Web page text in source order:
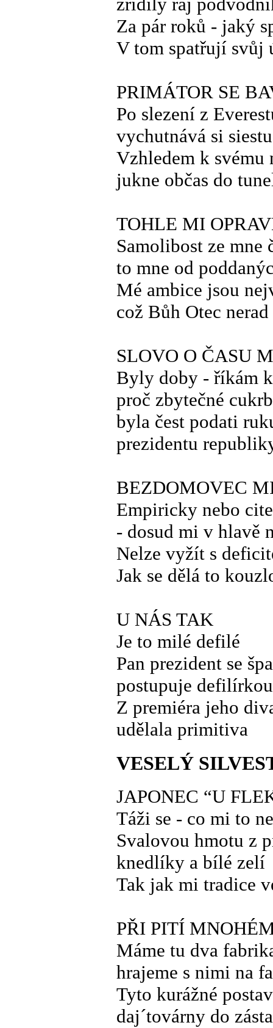
Za pár roků - jaký
V tom spatřují svůj
PRIMÁTOR SE
Po slezení z
vychutnává si siestu
Vzhledem k svému
jukne občas do
TOHLE MI
Samolibost ze mne
to mne od
Mé ambice jsou
což Bůh Otec
SLOVO O ČASU
Byly doby - říkám
proč zbytečné
byla čest podati
prezidentu
BEZDOMOVEC
Empiricky nebo
- dosud mi v hlavě
Nelze vyžít s
Jak se dělá to
U NÁS TAK
Je to milé defilé
Pan prezident se
postupuje defilírkou
Z premiéra jeho
udělala primitiva
VESELÝ
JAPONEC “U
Táži se - co mi to
Svalovou hmotu z
knedlíky a bílé zelí
Tak jak mi tradice
PŘI PITÍ
Máme tu dva
hrajeme s nimi na
Tyto kurážné
daj´továrny do